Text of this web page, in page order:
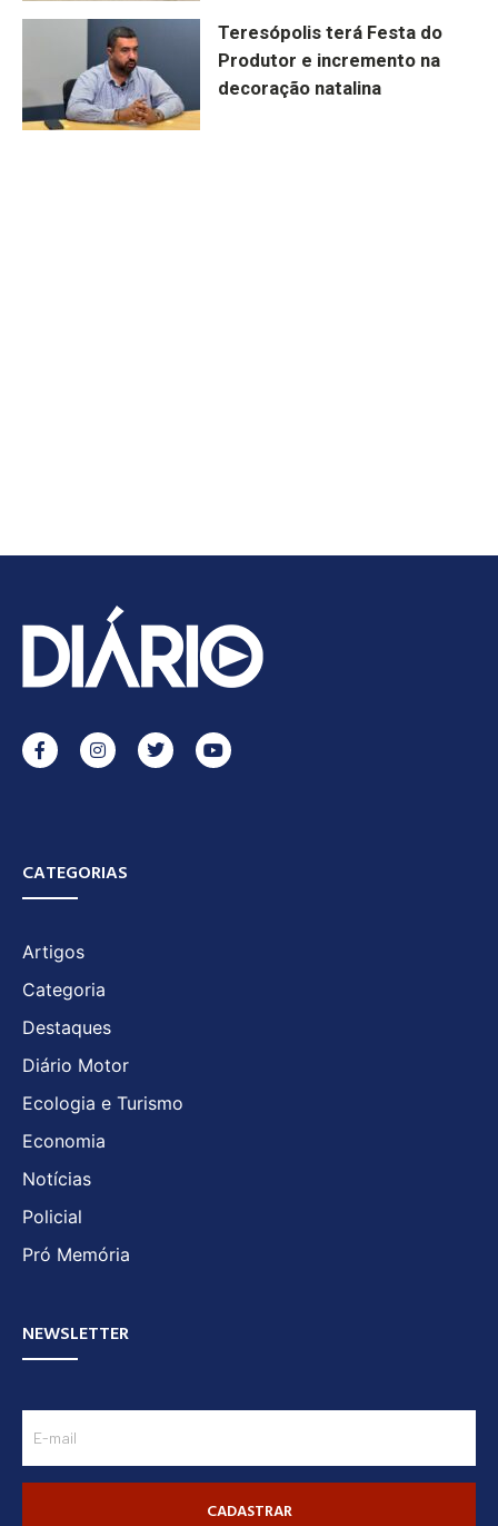
Teresópolis terá Festa do
Produtor e incremento na
decoração natalina
CATEGORIAS
Artigos
Categoria
Destaques
Diário Motor
Ecologia e Turismo
Economia
Notícias
Policial
Pró Memória
NEWSLETTER
CADASTRAR